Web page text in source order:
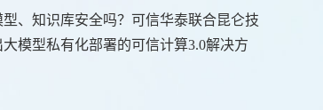
型、知识库安全吗？可信华泰联合昆仑技
模型私有化部署的可信计算3.0解决方